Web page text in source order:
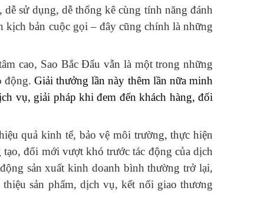
sử dụng, dễ thống kê cùng tính năng đánh
kịch bản cuộc gọi – đây cũng chính là những
cao, Sao Bắc Đẩu vẫn là một trong những
động. Giải thưởng lần này thêm lần nữa minh
vụ, giải pháp khi đem đến khách hàng, đối
quả kinh tế, bảo vệ môi trường, thực hiện
đổi mới vượt khó trước tác động của dịch
sản xuất kinh doanh bình thường trở lại,
sản phẩm, dịch vụ, kết nối giao thương